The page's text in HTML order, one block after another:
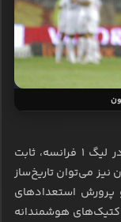
موناکو و نانت هر کدام با کسب ۸ قهرمانی در لیگ ۱ فرانسه، ثابت
می‌توان تاریخ‌ساز
استعدادهای
هوشمندانه